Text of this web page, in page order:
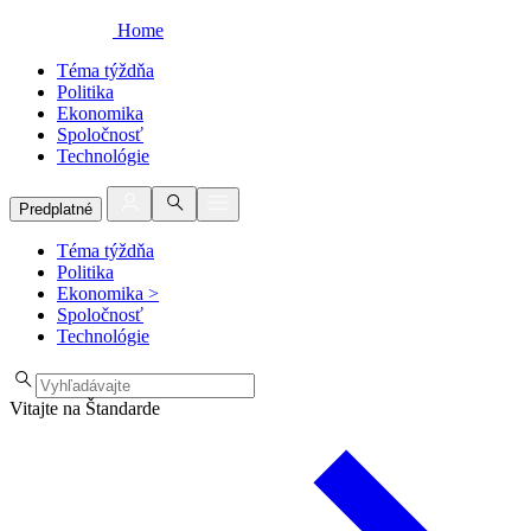
Home
Téma týždňa
Politika
Ekonomika
Spoločnosť
Technológie
Predplatné
Téma týždňa
Politika
Ekonomika >
Spoločnosť
Technológie
Vitajte na Štandarde